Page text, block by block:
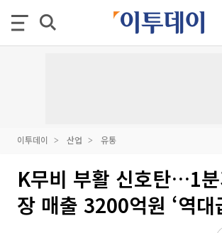
이투데이 산업 유통
K무비 부활 신호탄…1
장 매출 3200억원 ‘역대